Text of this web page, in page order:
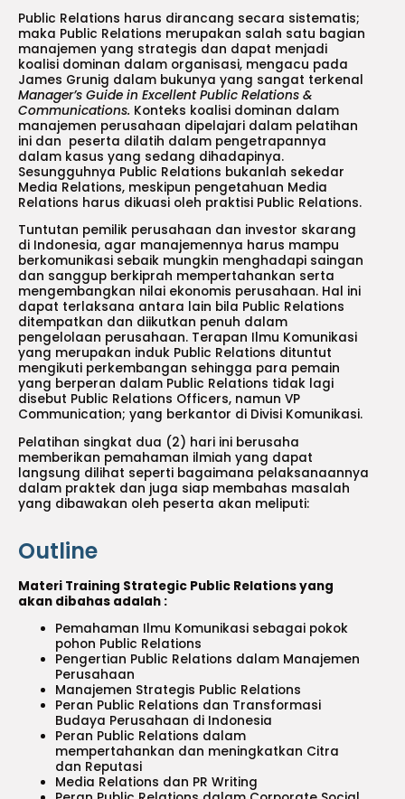
Public Relations harus dirancang secara sistematis;
maka Public Relations merupakan salah satu bagian
manajemen yang strategis dan dapat menjadi
koalisi dominan dalam organisasi, mengacu pada
James Grunig dalam bukunya yang sangat terkenal
Manager’s Guide in Excellent Public Relations &
Communications. Konteks koalisi dominan dalam
manajemen perusahaan dipelajari dalam pelatihan
ini dan peserta dilatih dalam pengetrapannya
dalam kasus yang sedang dihadapinya.
Sesungguhnya Public Relations bukanlah sekedar
Media Relations, meskipun pengetahuan Media
Relations harus dikuasi oleh praktisi Public Relations.
Tuntutan pemilik perusahaan dan investor skarang
di Indonesia, agar manajemennya harus mampu
berkomunikasi sebaik mungkin menghadapi saingan
dan sanggup berkiprah mempertahankan serta
mengembangkan nilai ekonomis perusahaan. Hal ini
dapat terlaksana antara lain bila Public Relations
ditempatkan dan diikutkan penuh dalam
pengelolaan perusahaan. Terapan Ilmu Komunikasi
yang merupakan induk Public Relations dituntut
mengikuti perkembangan sehingga para pemain
yang berperan dalam Public Relations tidak lagi
disebut Public Relations Officers, namun VP
Communication; yang berkantor di Divisi Komunikasi.
Pelatihan singkat dua (2) hari ini berusaha
memberikan pemahaman ilmiah yang dapat
langsung dilihat seperti bagaimana pelaksanaannya
dalam praktek dan juga siap membahas masalah
yang dibawakan oleh peserta akan meliputi:
Outline
Materi Training Strategic Public Relations yang
akan dibahas adalah :
Pemahaman Ilmu Komunikasi sebagai pokok
pohon Public Relations
Pengertian Public Relations dalam Manajemen
Perusahaan
Manajemen Strategis Public Relations
Peran Public Relations dan Transformasi
Budaya Perusahaan di Indonesia
Peran Public Relations dalam
mempertahankan dan meningkatkan Citra
dan Reputasi
Media Relations dan PR Writing